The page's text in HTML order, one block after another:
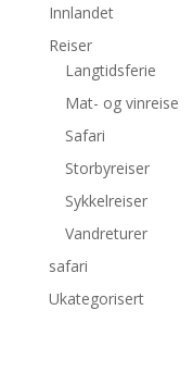
Innlandet
Reiser
Langtidsferie
Mat- og vinreise
Safari
Storbyreiser
Sykkelreiser
Vandreturer
safari
Ukategorisert